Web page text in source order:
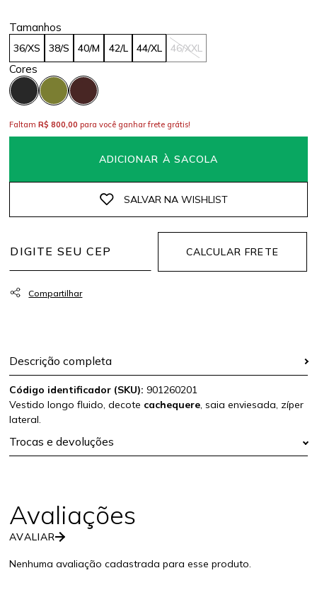
36/XS 38/S 40/M 42/L 44/XL 46/XXL
ADICIONAR À SACOLA
FaltamR$ 800,00 para você ganhar frete grátis!
CALCULAR FRETE
Descrição completa
Código identificador (SKU): 901260201
Vestido longo fluido, decote cachequere, saia enviesada, zíper
lateral.
Trocas e devoluções
AVALIAR
Nenhuma avaliação cadastrada para esse produto.